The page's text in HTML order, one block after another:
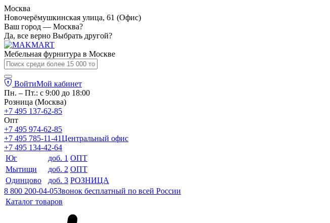
Москва
Новочерёмушкинская улица, 61 (Офис)
Ваш город — Москва?
Да, все верно Выбрать другой?
Мебельная фурнитура в Москве
ВойтиМой кабинет
Пн. – Пт.: с 9:00 до 18:00
Розница (Москва)
+7 495 137-62-85
Опт
+7 495 974-62-85
+7 495 785-11-41Центральный офис
+7 495 134-42-64
Юг
доб. 1 ОПТ
Мытищи
доб. 2 ОПТ
Одинцово
доб. 3 РОЗНИЦА
8 800 200-04-05Звонок бесплатный по всей России
Каталог товаров